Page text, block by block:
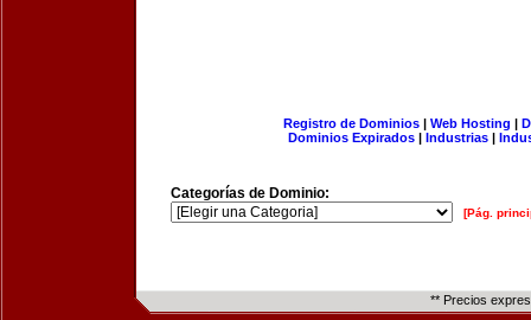
Registro de Dominios| Web Hosting |
Dominios Expirados | Industrias |
Categorías de Dominio:
[Pág.
** Precios